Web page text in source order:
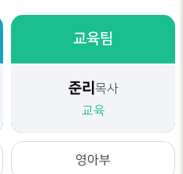
교육팀
준리 목사
교육
영아부